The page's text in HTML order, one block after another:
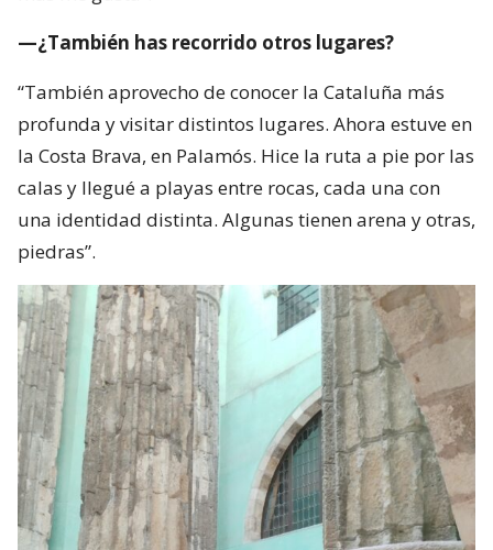
—¿También has recorrido otros lugares?
“También aprovecho de conocer la Cataluña más
profunda y visitar distintos lugares. Ahora estuve en
la Costa Brava, en Palamós. Hice la ruta a pie por las
calas y llegué a playas entre rocas, cada una con
una identidad distinta. Algunas tienen arena y otras,
piedras”.